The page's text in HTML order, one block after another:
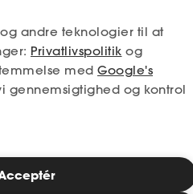
medlem
Et problem - en
samlet ni korte online
til de udfordringer, vi oftest
andre teknologier til at
Privatlivspolitik og
med Google's
gennemsigtighed og kontrol